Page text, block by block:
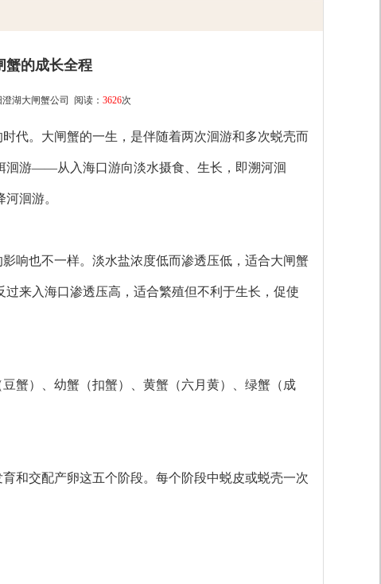
蟹的成长全程
湖大闸蟹公司 阅读： 3626次
代。大闸蟹的一生，是伴随着两次洄游和多次蜕壳而
洄游——从入海口游向淡水摄食、生长，即溯河洄
洄游。
响也不一样。淡水盐浓度低而渗透压低，适合大闸蟹
来入海口渗透压高，适合繁殖但不利于生长，促使
蟹）、幼蟹（扣蟹）、黄蟹（六月黄）、绿蟹（成
和交配产卵这五个阶段。每个阶段中蜕皮或蜕壳一次